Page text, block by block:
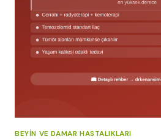
BEYIN VE DAMAR HASTALIKLARI